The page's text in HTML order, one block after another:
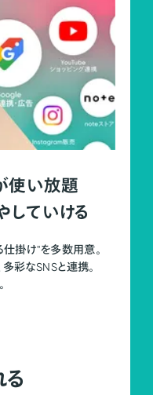
使い放題
していける
仕掛け"を多数用意。
彩なSNSと連携。